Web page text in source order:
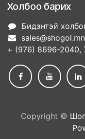
Холбоо барих
Бидэнтэй
sales@shogol.mn
+ (976) 8696-2040,
Copyright ©